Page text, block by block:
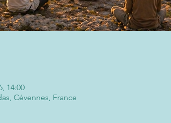
14:00
Cévennes, France